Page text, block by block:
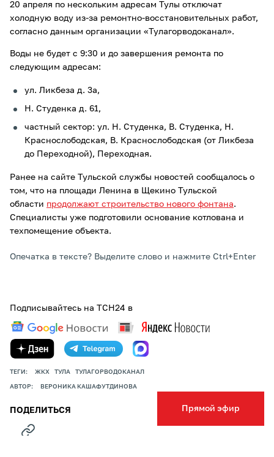
Прямой эфир
20 апреля по нескольким адресам Тулы отключат
холодную воду из-за ремонтно-восстановительных работ,
согласно данным организации «Тулагорводоканал».
Воды не будет с 9:30 и до завершения ремонта по
следующим адресам:
ул. Ликбеза д. 3а,
Н. Студенка д. 61,
частный сектор: ул. Н. Студенка, В. Студенка, Н.
Краснослободская, В. Краснослободская (от Ликбеза
до Переходной), Переходная.
Ранее на сайте Тульской службы новостей сообщалось о
том, что на площади Ленина в Щекино Тульской
области продолжают строительство нового фонтана.
Специалисты уже подготовили основание котлована и
техпомещение объекта.
Опечатка в тексте? Выделите слово и нажмите Ctrl+Enter
Подписывайтесь на ТСН24 в
ТЕГИ: ЖКХ ТУЛА ТУЛАГОРВОДОКАНАЛ
АВТОР: ВЕРОНИКА КАШАФУТДИНОВА
ПОДЕЛИТЬСЯ